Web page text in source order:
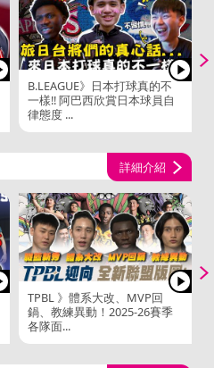
B.LEAGUE》日本打球真的不
一樣!! 阿巴西欣賞日本球員自
律態度 ...
詳細介紹
TPBL 》體系大改、MVP回
鍋、教練異動！2025-26賽季
各隊面...